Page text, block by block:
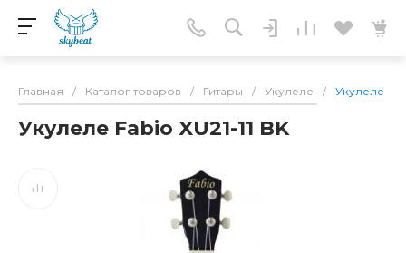
Главная / Каталог товаров / Гитары / Укулеле / Укулеле
Укулеле Fabio XU21-11 BK